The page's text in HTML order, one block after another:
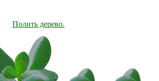
Полить дерево.